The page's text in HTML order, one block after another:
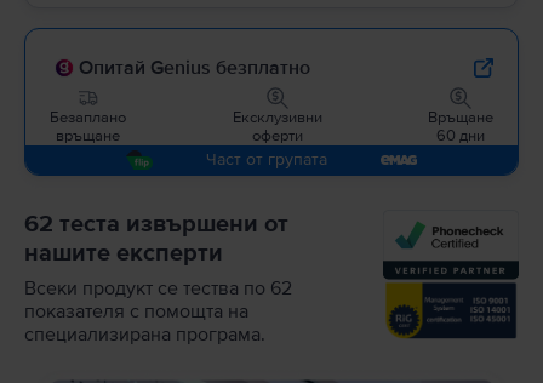
Опитай Genius безплатно
Безаплано
връщане
Ексклузивни
оферти
Връщане
60 дни
Част от групата
62 теста извършени от
нашите експерти
Всеки продукт се тества по 62
показателя с помощта на
специализирана програма.